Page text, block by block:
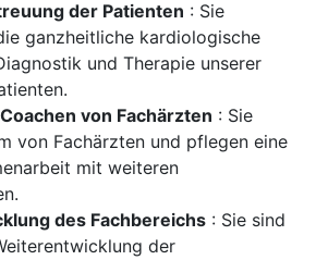
der Patienten : Sie
ganzheitliche kardiologische
und Therapie unserer
von Fachärzten : Sie
von Fachärzten und pflegen eine
mit weiteren
des Fachbereichs : Sie sind
der